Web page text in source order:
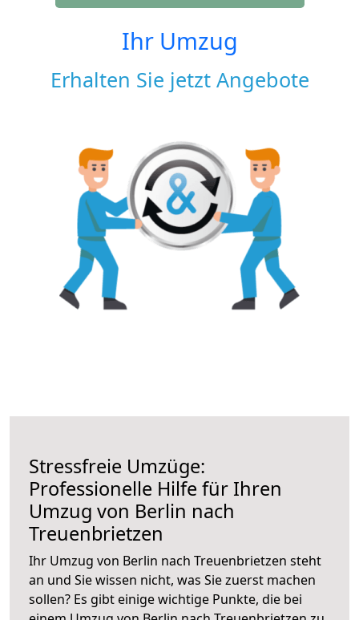
Ihr Umzug
Erhalten Sie jetzt Angebote
Stressfreie Umzüge:
Professionelle Hilfe für Ihren
Umzug von Berlin nach
Treuenbrietzen
Ihr Umzug von Berlin nach Treuenbrietzen steht
an und Sie wissen nicht, was Sie zuerst machen
sollen? Es gibt einige wichtige Punkte, die bei